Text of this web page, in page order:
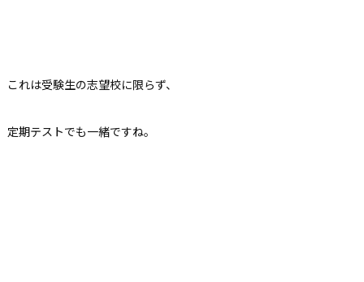
これは受験生の志望校に限らず、
定期テストでも一緒ですね。